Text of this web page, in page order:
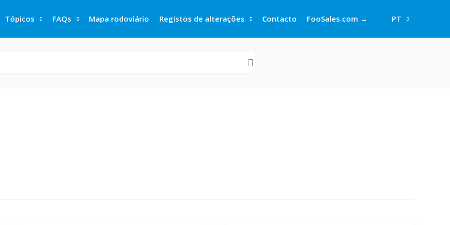
Tópicos FAQs Mapa rodoviário Registos de alterações Contacto FooSales.com → PT